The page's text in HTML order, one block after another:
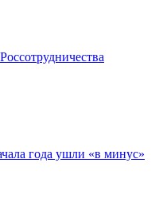
года ушли «в минус»